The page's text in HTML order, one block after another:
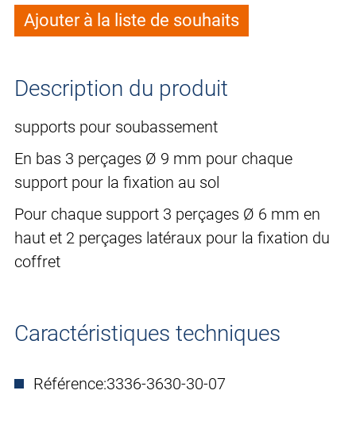
Ajouter à la liste de souhaits
Description du produit
supports pour soubassement
En bas 3 perçages Ø 9 mm pour chaque
support pour la fixation au sol
Pour chaque support 3 perçages Ø 6 mm en
haut et 2 perçages latéraux pour la fixation du
coffret
Caractéristiques techniques
Référence:3336-3630-30-07